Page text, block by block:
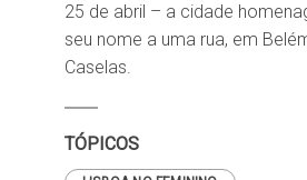
25 de abril – a cidade
seu nome a uma rua, em
Caselas.
TÓPICOS